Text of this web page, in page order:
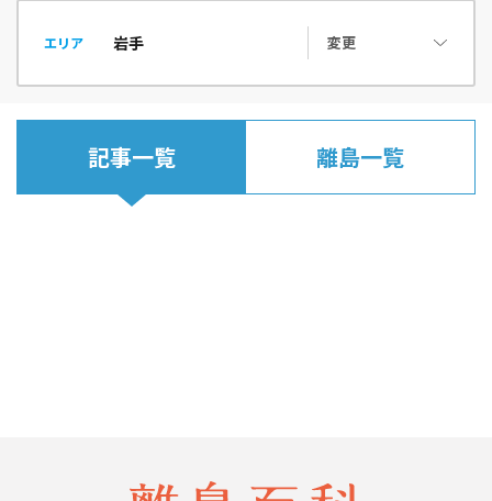
エリア 変更
記事一覧 離島一覧